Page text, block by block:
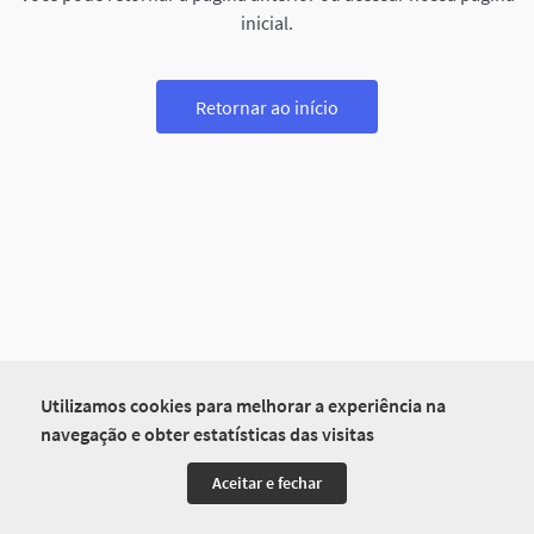
Utilizamos cookies para melhorar a experiência na
navegação e obter estatísticas das visitas
Aceitar e fechar
inicial.
Retornar ao início